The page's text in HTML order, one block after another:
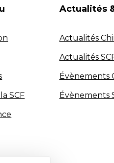
SCF
Actualités
Actualités
Actualités
Évènements
Évènements